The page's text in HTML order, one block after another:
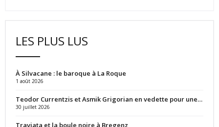
LES PLUS LUS
À Silvacane : le baroque à La Roque
1 août 2026
Teodor Currentzis et Asmik Grigorian en vedette pour une…
30 juillet 2026
Traviata et la boule noire à Bregenz